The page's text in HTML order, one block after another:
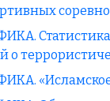
о
«Исламское